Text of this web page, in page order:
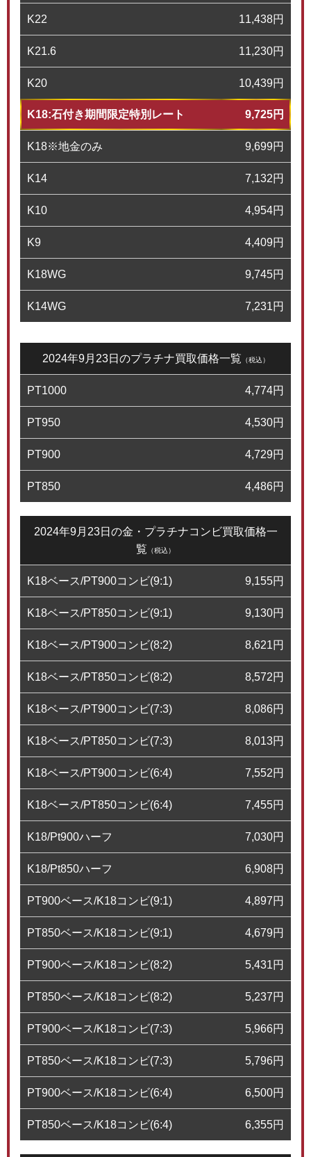
K22 11,438円
K21.6 11,230円
K20 10,439円
K18:石付き期間限定特別レート 9,725円
K18※地金のみ 9,699円
K14 7,132円
K10 4,954円
K9 4,409円
K18WG 9,745円
K14WG 7,231円
2024年9月23日のプラチナ買取価格一覧 （税込）
PT1000 4,774円
PT950 4,530円
PT900 4,729円
PT850 4,486円
2024年9月23日の金・プラチナコンビ買取価格一
覧 （税込）
K18ベース/PT900コンビ(9:1) 9,155円
K18ベース/PT850コンビ(9:1) 9,130円
K18ベース/PT900コンビ(8:2) 8,621円
K18ベース/PT850コンビ(8:2) 8,572円
K18ベース/PT900コンビ(7:3) 8,086円
K18ベース/PT850コンビ(7:3) 8,013円
K18ベース/PT900コンビ(6:4) 7,552円
K18ベース/PT850コンビ(6:4) 7,455円
K18/Pt900ハーフ 7,030円
K18/Pt850ハーフ 6,908円
PT900ベース/K18コンビ(9:1) 4,897円
PT850ベース/K18コンビ(9:1) 4,679円
PT900ベース/K18コンビ(8:2) 5,431円
PT850ベース/K18コンビ(8:2) 5,237円
PT900ベース/K18コンビ(7:3) 5,966円
PT850ベース/K18コンビ(7:3) 5,796円
PT900ベース/K18コンビ(6:4) 6,500円
PT850ベース/K18コンビ(6:4) 6,355円